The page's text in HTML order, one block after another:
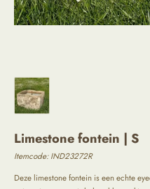
Limestone fontein | S
Itemcode:IND23272R
Deze limestone fontein is een echte